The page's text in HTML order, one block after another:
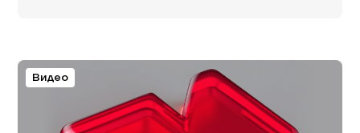
Видео